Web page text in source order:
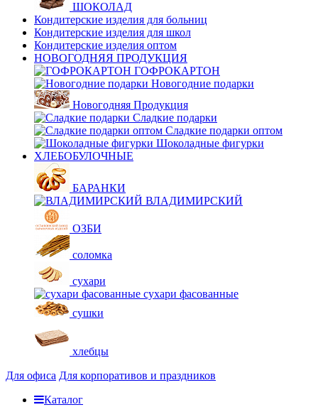
ШОКОЛАД
Кондитерские изделия для больниц
Кондитерские изделия для школ
Кондитерские изделия оптом
НОВОГОДНЯЯ ПРОДУКЦИЯ
ГОФРОКАРТОН
Новогодние подарки
Новогодняя Продукция
Сладкие подарки
Сладкие подарки оптом
Шоколадные фигурки
ХЛЕБОБУЛОЧНЫЕ
БАРАНКИ
ВЛАДИМИРСКИЙ
ОЗБИ
соломка
сухари
сухари фасованные
сушки
хлебцы
Для офиса Для корпоративов и праздников
Каталог